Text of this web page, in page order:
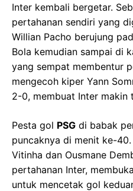
Inter kembali bergetar.
pertahanan sendiri yang
Willian Pacho berujung
Bola kemudian sampai di
yang sempat membentur
mengecoh kiper Yann
2-0, membuat Inter makin
Pesta gol PSG di babak
puncaknya di menit ke-
Vitinha dan Ousmane
pertahanan Inter,
untuk mencetak gol